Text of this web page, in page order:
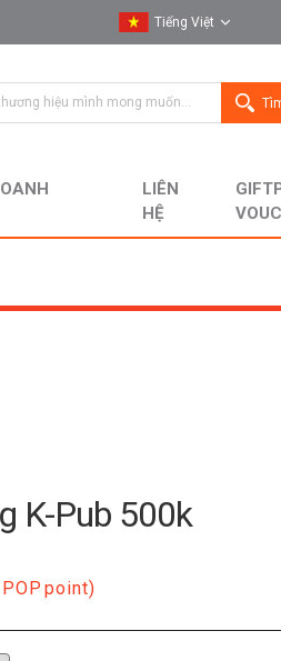
Tiếng Việt
English
LIÊN
HỆ
K-Pub 500k
point)